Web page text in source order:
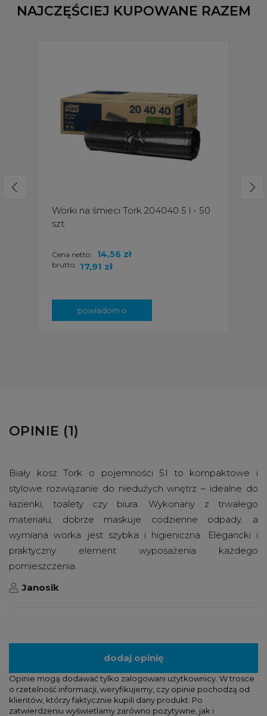
NAJCZĘŚCIEJ KUPOWANE RAZEM
Worki na śmieci Tork 204040 5 l - 50
szt.
brutto: 17,91 zł
Cena netto: 14,56 zł
powiadom o
OPINIE (1)
Biały kosz Tork o pojemności 5 l to kompaktowe i
stylowe rozwiązanie do niedużych wnętrz – idealne do
łazienki, toalety czy biura. Wykonany z trwałego
materiału, dobrze maskuje codzienne odpady, a
wymiana worka jest szybka i higieniczna. Elegancki i
praktyczny element wyposażenia każdego
pomieszczenia.
Janosik
dodaj opinię
Opinie mogą dodawać tylko zalogowani użytkownicy. W trosce
o rzetelność informacji, weryfikujemy, czy opinie pochodzą od
klientów, którzy faktycznie kupili dany produkt. Po
zatwierdzeniu wyświetlamy zarówno pozytywne, jak i